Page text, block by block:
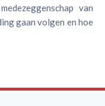
van
gaan volgen en hoe